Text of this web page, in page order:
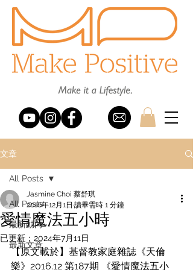
文章
All Posts
最新動向
最新文章
All Posts
愛情魔法五小時
Jasmine Choi 蔡舒琪
2016年12月1日 讀畢需時 1 分鐘
已更新： 2024年7月11日
【原文載於】基督教家庭雜誌《天倫
樂》2016.12 第187期 《愛情魔法五小